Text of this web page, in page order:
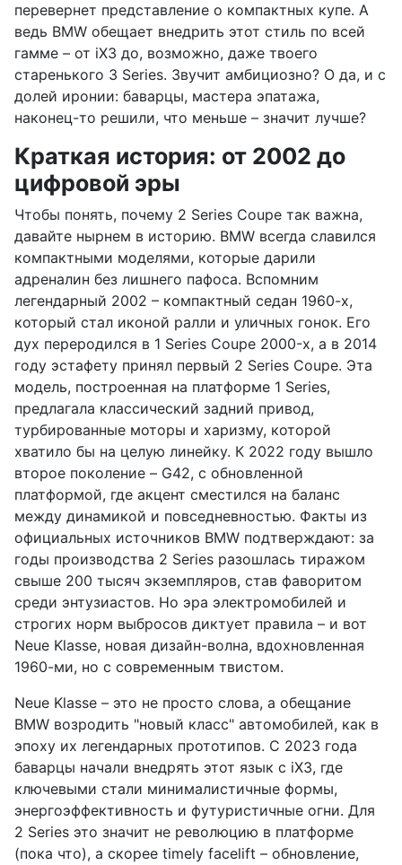
перевернет представление о компактных купе. А
ведь BMW обещает внедрить этот стиль по всей
гамме – от iX3 до, возможно, даже твоего
старенького 3 Series. Звучит амбициозно? О да, и с
долей иронии: баварцы, мастера эпатажа,
наконец-то решили, что меньше – значит лучше?
Краткая история: от 2002 до
цифровой эры
Чтобы понять, почему 2 Series Coupe так важна,
давайте нырнем в историю. BMW всегда славился
компактными моделями, которые дарили
адреналин без лишнего пафоса. Вспомним
легендарный 2002 – компактный седан 1960-х,
который стал иконой ралли и уличных гонок. Его
дух переродился в 1 Series Coupe 2000-х, а в 2014
году эстафету принял первый 2 Series Coupe. Эта
модель, построенная на платформе 1 Series,
предлагала классический задний привод,
турбированные моторы и харизму, которой
хватило бы на целую линейку. К 2022 году вышло
второе поколение – G42, с обновленной
платформой, где акцент сместился на баланс
между динамикой и повседневностью. Факты из
официальных источников BMW подтверждают: за
годы производства 2 Series разошлась тиражом
свыше 200 тысяч экземпляров, став фаворитом
среди энтузиастов. Но эра электромобилей и
строгих норм выбросов диктует правила – и вот
Neue Klasse, новая дизайн-волна, вдохновленная
1960-ми, но с современным твистом.
Neue Klasse – это не просто слова, а обещание
BMW возродить "новый класс" автомобилей, как в
эпоху их легендарных прототипов. С 2023 года
баварцы начали внедрять этот язык с iX3, где
ключевыми стали минималистичные формы,
энергоэффективность и футуристичные огни. Для
2 Series это значит не революцию в платформе
(пока что), а скорее timely facelift – обновление,